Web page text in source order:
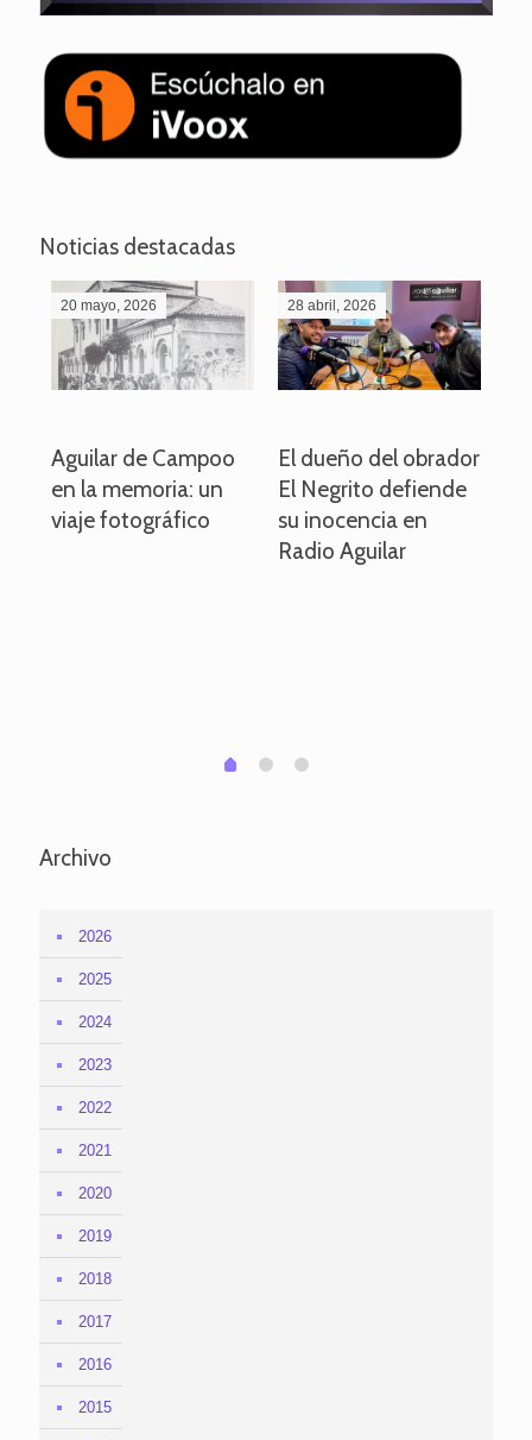
Noticias destacadas
20 mayo, 2026
Aguilar de Campoo
en la memoria: un
viaje fotográfico
28 abril, 2026
El dueño del obrador
El Negrito defiende
su inocencia en
Radio Aguilar
0 1 2
Archivo
2026
2025
2024
2023
2022
2021
2020
2019
2018
2017
2016
2015